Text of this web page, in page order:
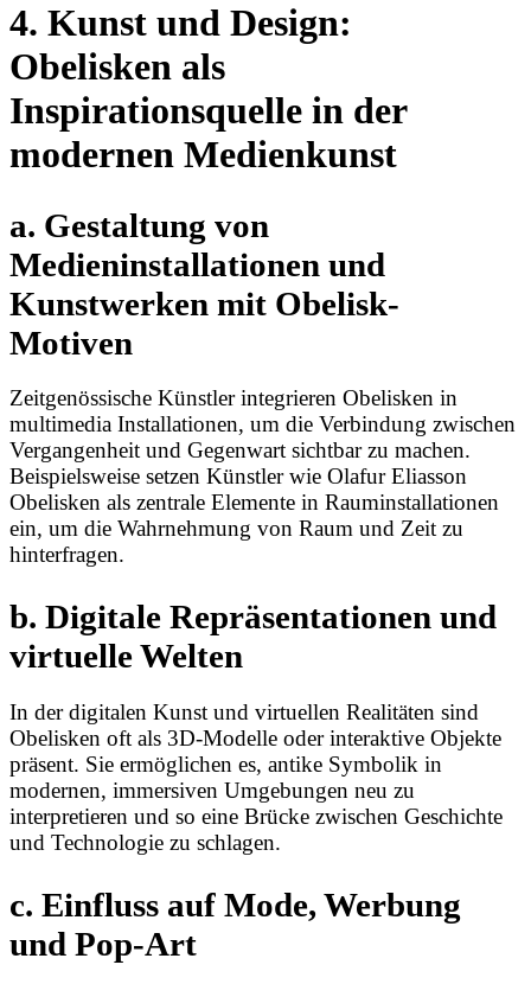
4. Kunst und Design:
Obelisken als
Inspirationsquelle in der
modernen Medienkunst
a. Gestaltung von
Medieninstallationen und
Kunstwerken mit Obelisk-
Motiven
Zeitgenössische Künstler integrieren Obelisken in
multimedia Installationen, um die Verbindung zwischen
Vergangenheit und Gegenwart sichtbar zu machen.
Beispielsweise setzen Künstler wie Olafur Eliasson
Obelisken als zentrale Elemente in Rauminstallationen
ein, um die Wahrnehmung von Raum und Zeit zu
hinterfragen.
b. Digitale Repräsentationen und
virtuelle Welten
In der digitalen Kunst und virtuellen Realitäten sind
Obelisken oft als 3D-Modelle oder interaktive Objekte
präsent. Sie ermöglichen es, antike Symbolik in
modernen, immersiven Umgebungen neu zu
interpretieren und so eine Brücke zwischen Geschichte
und Technologie zu schlagen.
c. Einfluss auf Mode, Werbung
und Pop-Art